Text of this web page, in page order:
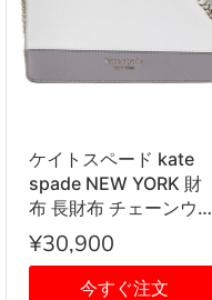
ケイトスペード kate
spade NEW YORK 財
布 長財布 チェーンウォ
レット フラップ
PWRU7864 116 ホワイ
ト+グレー系
¥30,900
今すぐ注文